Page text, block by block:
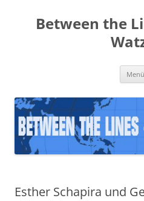
springenBetween the
Menü
Esther Schapira und